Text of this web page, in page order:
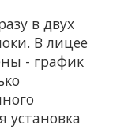
в двух
В лицее
- график
установка